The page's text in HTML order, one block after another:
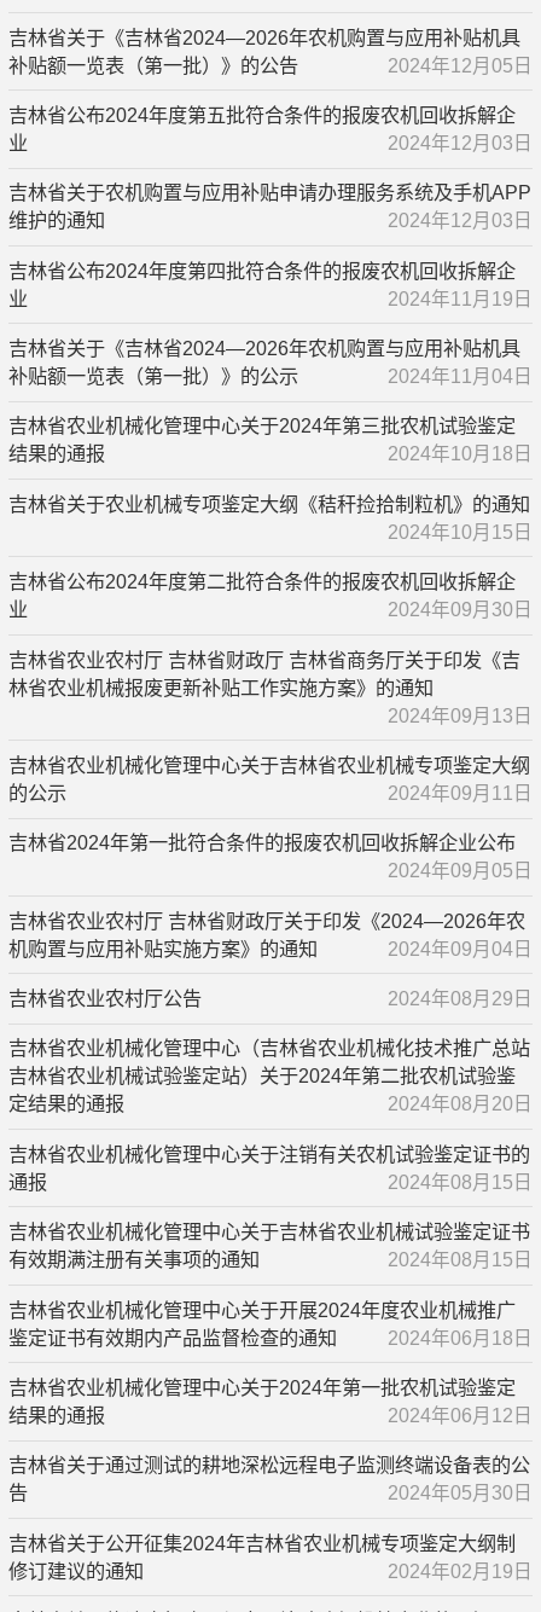
吉林省关于《吉林省2024—2026年农机购置与应用补贴机具
补贴额一览表（第一批）》的公告
2024年12月05日
吉林省公布2024年度第五批符合条件的报废农机回收拆解企
业
2024年12月03日
吉林省关于农机购置与应用补贴申请办理服务系统及手机APP
维护的通知
2024年12月03日
吉林省公布2024年度第四批符合条件的报废农机回收拆解企
业
2024年11月19日
吉林省关于《吉林省2024—2026年农机购置与应用补贴机具
补贴额一览表（第一批）》的公示
2024年11月04日
吉林省农业机械化管理中心关于2024年第三批农机试验鉴定
结果的通报
2024年10月18日
吉林省关于农业机械专项鉴定大纲《秸秆捡拾制粒机》的通知
2024年10月15日
吉林省公布2024年度第二批符合条件的报废农机回收拆解企
业
2024年09月30日
吉林省农业农村厅 吉林省财政厅 吉林省商务厅关于印发《吉
林省农业机械报废更新补贴工作实施方案》的通知
2024年09月13日
吉林省农业机械化管理中心关于吉林省农业机械专项鉴定大纲
的公示
2024年09月11日
吉林省2024年第一批符合条件的报废农机回收拆解企业公布
2024年09月05日
吉林省农业农村厅 吉林省财政厅关于印发《2024—2026年农
机购置与应用补贴实施方案》的通知
2024年09月04日
吉林省农业农村厅公告 2024年08月29日
吉林省农业机械化管理中心（吉林省农业机械化技术推广总站
吉林省农业机械试验鉴定站）关于2024年第二批农机试验鉴
定结果的通报
2024年08月20日
吉林省农业机械化管理中心关于注销有关农机试验鉴定证书的
通报
2024年08月15日
吉林省农业机械化管理中心关于吉林省农业机械试验鉴定证书
有效期满注册有关事项的通知
2024年08月15日
吉林省农业机械化管理中心关于开展2024年度农业机械推广
鉴定证书有效期内产品监督检查的通知
2024年06月18日
吉林省农业机械化管理中心关于2024年第一批农机试验鉴定
结果的通报
2024年06月12日
吉林省关于通过测试的耕地深松远程电子监测终端设备表的公
告
2024年05月30日
吉林省关于公开征集2024年吉林省农业机械专项鉴定大纲制
修订建议的通知
2024年02月19日